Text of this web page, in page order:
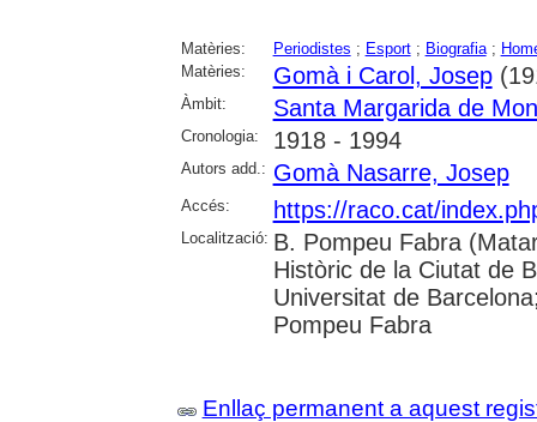
Matèries: Periodistes ; Esport; Biografia;
Matèries:
Gomà i Carol, Josep
Àmbit: Santa Margarida de
Cronologia: 1918 - 1994
Autors add.: Gomà Nasarre, Josep
Accés: https://raco.cat/
Localització: B. Pompeu Fabra
Històric de la Ciutat de
Universitat de
Pompeu Fabra
Enllaç permanent a aquest